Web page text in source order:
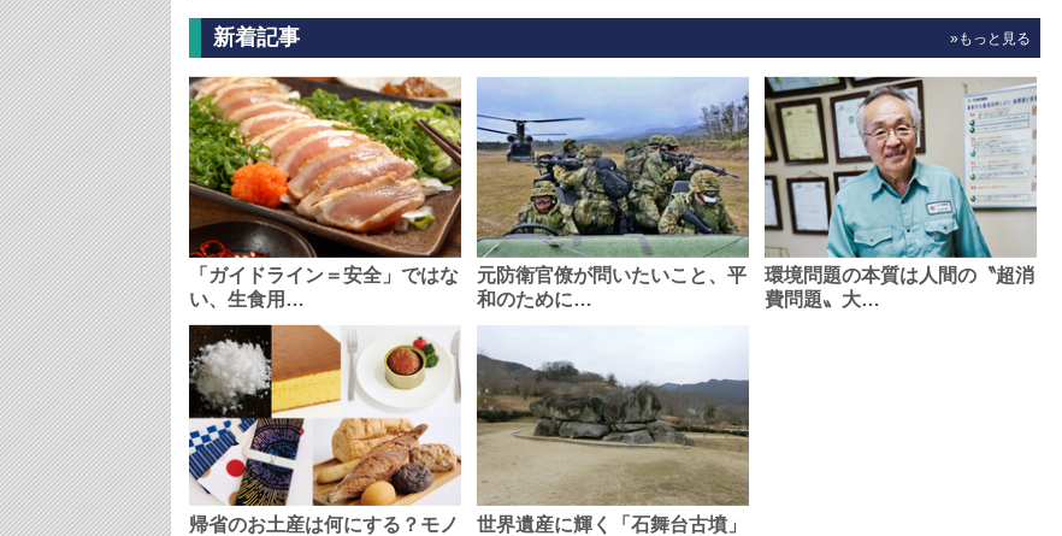
新着記事 »もっと見る
「ガイドライン＝安全」ではな
い、生食用…
元防衛官僚が問いたいこと、平
和のために…
環境問題の本質は人間の〝超消
費問題〟大…
帰省のお土産は何にする？モノ
世界遺産に輝く「石舞台古墳」